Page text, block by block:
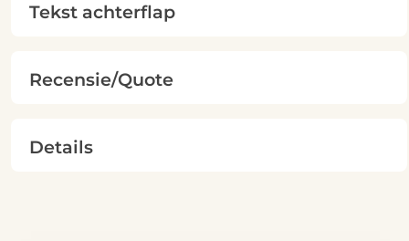
Tekst achterflap
Recensie/Quote
Details